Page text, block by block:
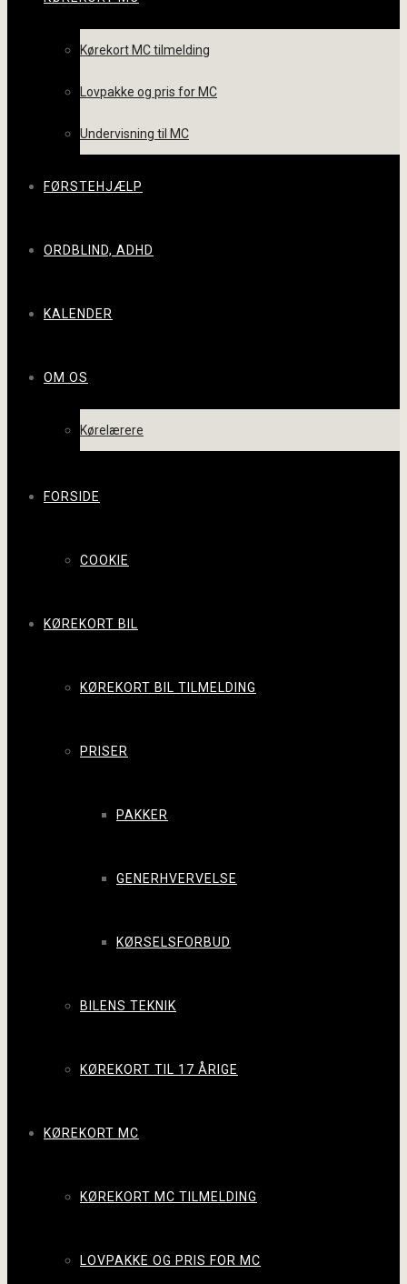
Kørekort MC tilmelding
Lovpakke og pris for MC
Undervisning til MC
FØRSTEHJÆLP
ORDBLIND, ADHD
KALENDER
OM OS
Kørelærere
FORSIDE
COOKIE
KØREKORT BIL
KØREKORT BIL TILMELDING
PRISER
PAKKER
GENERHVERVELSE
KØRSELSFORBUD
BILENS TEKNIK
KØREKORT TIL 17 ÅRIGE
KØREKORT MC
KØREKORT MC TILMELDING
LOVPAKKE OG PRIS FOR MC